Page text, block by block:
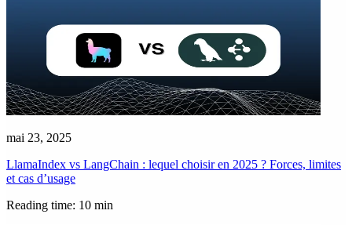
mai 23, 2025
LlamaIndex vs LangChain : lequel choisir en 2025 ? Forces, limites
et cas d’usage
Reading time: 10 min